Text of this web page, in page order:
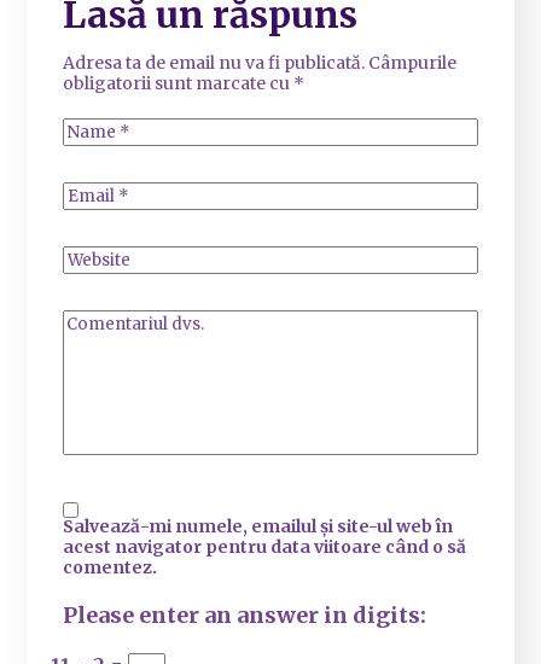
Lasă un răspuns
Adresa ta de email nu va fi publicată. Câmpurile
obligatorii sunt marcate cu *
Salvează-mi numele, emailul și site-ul web în
acest navigator pentru data viitoare când o să
comentez.
Please enter an answer in digits: